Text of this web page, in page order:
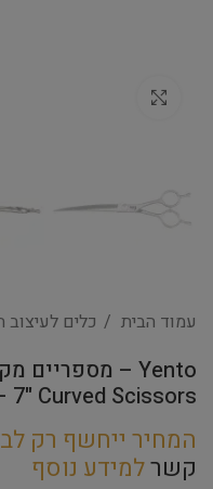
עמוד הבית כלים לעיצוב
7" Curved Scissors
המחיר ייחשף רק
קשרלמידע נוסף